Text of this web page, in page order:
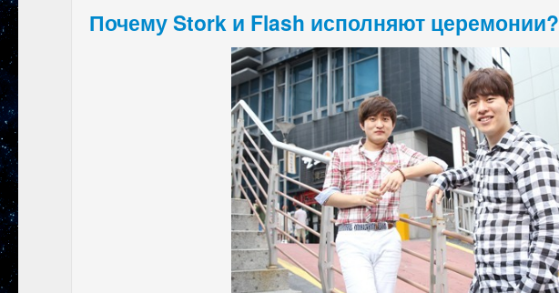
Почему Stork и Flash исполняют церемонии?